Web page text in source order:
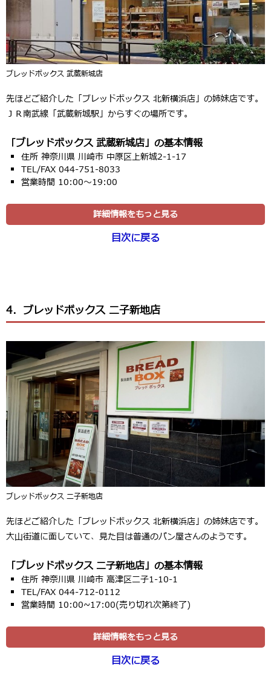
ブレッドボックス 武蔵新城店
先ほどご紹介した「ブレッドボックス 北新横浜店」の姉妹店です。
ＪＲ南武線「武蔵新城駅」からすぐの場所です。
「ブレッドボックス 武蔵新城店」の基本情報
住所 神奈川県 川崎市 中原区上新城2-1-17
TEL/FAX 044-751-8033
営業時間 10:00～19:00
詳細情報をもっと見る
目次に戻る
4．ブレッドボックス 二子新地店
ブレッドボックス 二子新地店
先ほどご紹介した「ブレッドボックス 北新横浜店」の姉妹店です。
大山街道に面していて、見た目は普通のパン屋さんのようです。
「ブレッドボックス 二子新地店」の基本情報
住所 神奈川県 川崎市 高津区二子1-10-1
TEL/FAX 044-712-0112
営業時間 10:00~17:00(売り切れ次第終了)
詳細情報をもっと見る
目次に戻る